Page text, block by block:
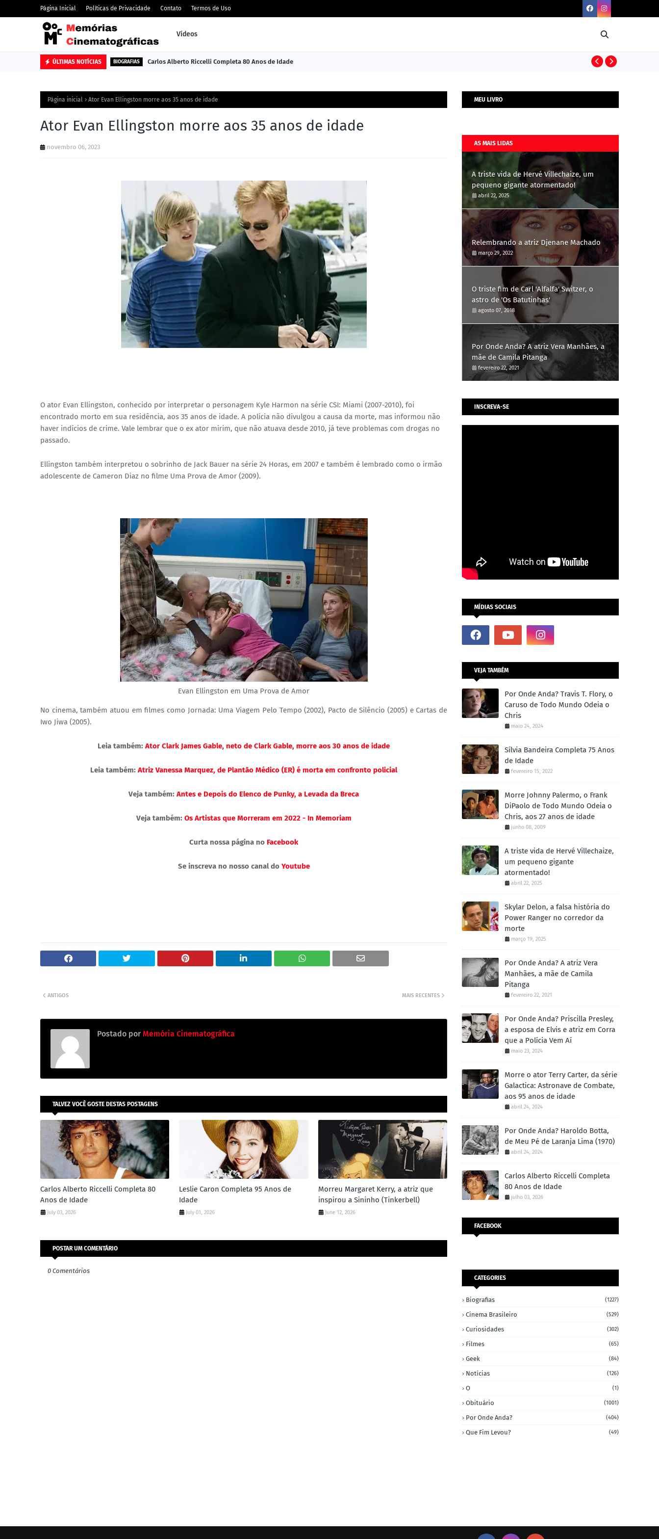
Página Inicial Políticas de Privacidade Contato Termos de Uso
Vídeos
ÚLTIMAS NOTÍCIAS BIOGRAFIAS Carlos Alberto Riccelli Completa 80 Anos de Idade
Página inicial Ator Evan Ellingston morre aos 35 anos de idade
Ator Evan Ellingston morre aos 35 anos de idade
novembro 06, 2023
O ator Evan Ellingston, conhecido por interpretar o personagem Kyle Harmon na série CSI: Miami (2007-2010), foi
encontrado morto em sua residência, aos 35 anos de idade. A polícia não divulgou a causa da morte, mas informou não
haver indícios de crime. Vale lembrar que o ex ator mirim, que não atuava desde 2010, já teve problemas com drogas no
passado.
Ellingston também interpretou o sobrinho de Jack Bauer na série 24 Horas, em 2007 e também é lembrado como o irmão
adolescente de Cameron Diaz no filme Uma Prova de Amor (2009).
Evan Ellingston em Uma Prova de Amor
No cinema, também atuou em filmes como Jornada: Uma Viagem Pelo Tempo (2002), Pacto de Silêncio (2005) e Cartas de
Iwo Jiwa (2005).
Leia também: Ator Clark James Gable, neto de Clark Gable, morre aos 30 anos de idade
Leia também: Atriz Vanessa Marquez, de Plantão Médico (ER) é morta em confronto policial
Veja também: Antes e Depois do Elenco de Punky, a Levada da Breca
Veja também: Os Artistas que Morreram em 2022 - In Memoriam
Curta nossa página no Facebook
Se inscreva no nosso canal do Youtube
MAIS RECENTES
ANTIGOS
Postado por Memória Cinematográfica
TALVEZ VOCÊ GOSTE DESTAS POSTAGENS
Carlos Alberto Riccelli Completa 80
Anos de Idade
July 03, 2026
Leslie Caron Completa 95 Anos de
Idade
July 01, 2026
Morreu Margaret Kerry, a atriz que
inspirou a Sininho (Tinkerbell)
June 12, 2026
POSTAR UM COMENTÁRIO
0 Comentários
MEU LIVRO
AS MAIS LIDAS
A triste vida de Hervé Villechaize, um
pequeno gigante atormentado!
abril 22, 2025
Relembrando a atriz Djenane Machado
março 29, 2022
O triste fim de Carl 'Alfalfa' Switzer, o
astro de 'Os Batutinhas'
agosto 07, 2018
Por Onde Anda? A atriz Vera Manhães, a
mãe de Camila Pitanga
fevereiro 22, 2021
INSCREVA-SE
MÍDIAS SOCIAIS
VEJA TAMBÉM
Por Onde Anda? Travis T. Flory, o
Caruso de Todo Mundo Odeia o
Chris
maio 24, 2024
Sílvia Bandeira Completa 75 Anos
de Idade
fevereiro 15, 2022
Morre Johnny Palermo, o Frank
DiPaolo de Todo Mundo Odeia o
Chris, aos 27 anos de idade
junho 08, 2009
A triste vida de Hervé Villechaize,
um pequeno gigante
atormentado!
abril 22, 2025
Skylar Delon, a falsa história do
Power Ranger no corredor da
morte
março 19, 2025
Por Onde Anda? A atriz Vera
Manhães, a mãe de Camila
Pitanga
fevereiro 22, 2021
Por Onde Anda? Priscilla Presley,
a esposa de Elvis e atriz em Corra
que a Polícia Vem Aí
maio 23, 2024
Morre o ator Terry Carter, da série
Galactica: Astronave de Combate,
aos 95 anos de idade
abril 24, 2024
Por Onde Anda? Haroldo Botta,
de Meu Pé de Laranja Lima (1970)
abril 24, 2024
Carlos Alberto Riccelli Completa
80 Anos de Idade
julho 03, 2026
FACEBOOK
CATEGORIES
Biografias (1227)
Cinema Brasileiro (529)
Curiosidades (302)
Filmes (65)
Geek (84)
Notícias (126)
O (1)
Obituário (1001)
Por Onde Anda? (404)
Que Fim Levou? (49)